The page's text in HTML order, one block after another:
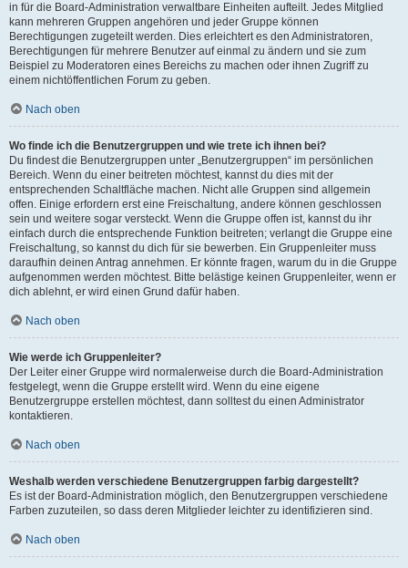
in für die Board-Administration verwaltbare Einheiten aufteilt. Jedes Mitglied
kann mehreren Gruppen angehören und jeder Gruppe können
Berechtigungen zugeteilt werden. Dies erleichtert es den Administratoren,
Berechtigungen für mehrere Benutzer auf einmal zu ändern und sie zum
Beispiel zu Moderatoren eines Bereichs zu machen oder ihnen Zugriff zu
einem nichtöffentlichen Forum zu geben.
Nach oben
Wo finde ich die Benutzergruppen und wie trete ich ihnen bei?
Du findest die Benutzergruppen unter „Benutzergruppen“ im persönlichen
Bereich. Wenn du einer beitreten möchtest, kannst du dies mit der
entsprechenden Schaltfläche machen. Nicht alle Gruppen sind allgemein
offen. Einige erfordern erst eine Freischaltung, andere können geschlossen
sein und weitere sogar versteckt. Wenn die Gruppe offen ist, kannst du ihr
einfach durch die entsprechende Funktion beitreten; verlangt die Gruppe eine
Freischaltung, so kannst du dich für sie bewerben. Ein Gruppenleiter muss
daraufhin deinen Antrag annehmen. Er könnte fragen, warum du in die Gruppe
aufgenommen werden möchtest. Bitte belästige keinen Gruppenleiter, wenn er
dich ablehnt, er wird einen Grund dafür haben.
Nach oben
Wie werde ich Gruppenleiter?
Der Leiter einer Gruppe wird normalerweise durch die Board-Administration
festgelegt, wenn die Gruppe erstellt wird. Wenn du eine eigene
Benutzergruppe erstellen möchtest, dann solltest du einen Administrator
kontaktieren.
Nach oben
Weshalb werden verschiedene Benutzergruppen farbig dargestellt?
Es ist der Board-Administration möglich, den Benutzergruppen verschiedene
Farben zuzuteilen, so dass deren Mitglieder leichter zu identifizieren sind.
Nach oben